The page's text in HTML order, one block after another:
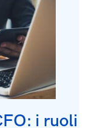
i ruoli